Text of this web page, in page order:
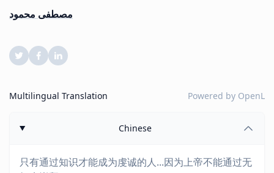
مصطفى محمود
Multilingual Translation Powered by OpenL
Chinese
只有通过知识才能成为虔诚的人...因为上帝不能通过无